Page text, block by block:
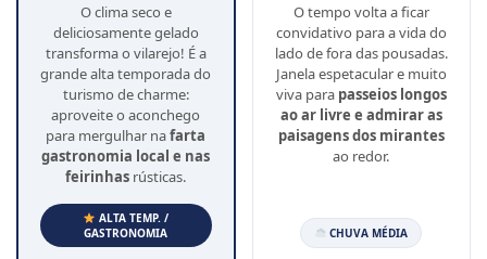
O clima seco e
deliciosamente gelado
transforma o vilarejo! É a
grande alta temporada do
turismo de charme:
aproveite o aconchego
para mergulhar nafarta
gastronomia local e nas
feirinhas rústicas.
ALTA TEMP. /
GASTRONOMIA
O tempo volta a ficar
convidativo para a vida do
lado de fora das pousadas.
Janela espetacular e muito
viva para passeios longos
ao ar livre e admirar as
paisagens dos mirantes
ao redor.
CHUVA MÉDIA